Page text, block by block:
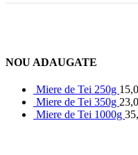
NOU ADAUGATE
Miere de Tei 250g
Miere de Tei 350g
Miere de Tei 1000g